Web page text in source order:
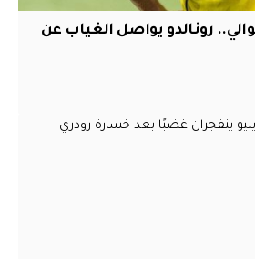
على التوالي.. رونالدو يواصل الغياب عن